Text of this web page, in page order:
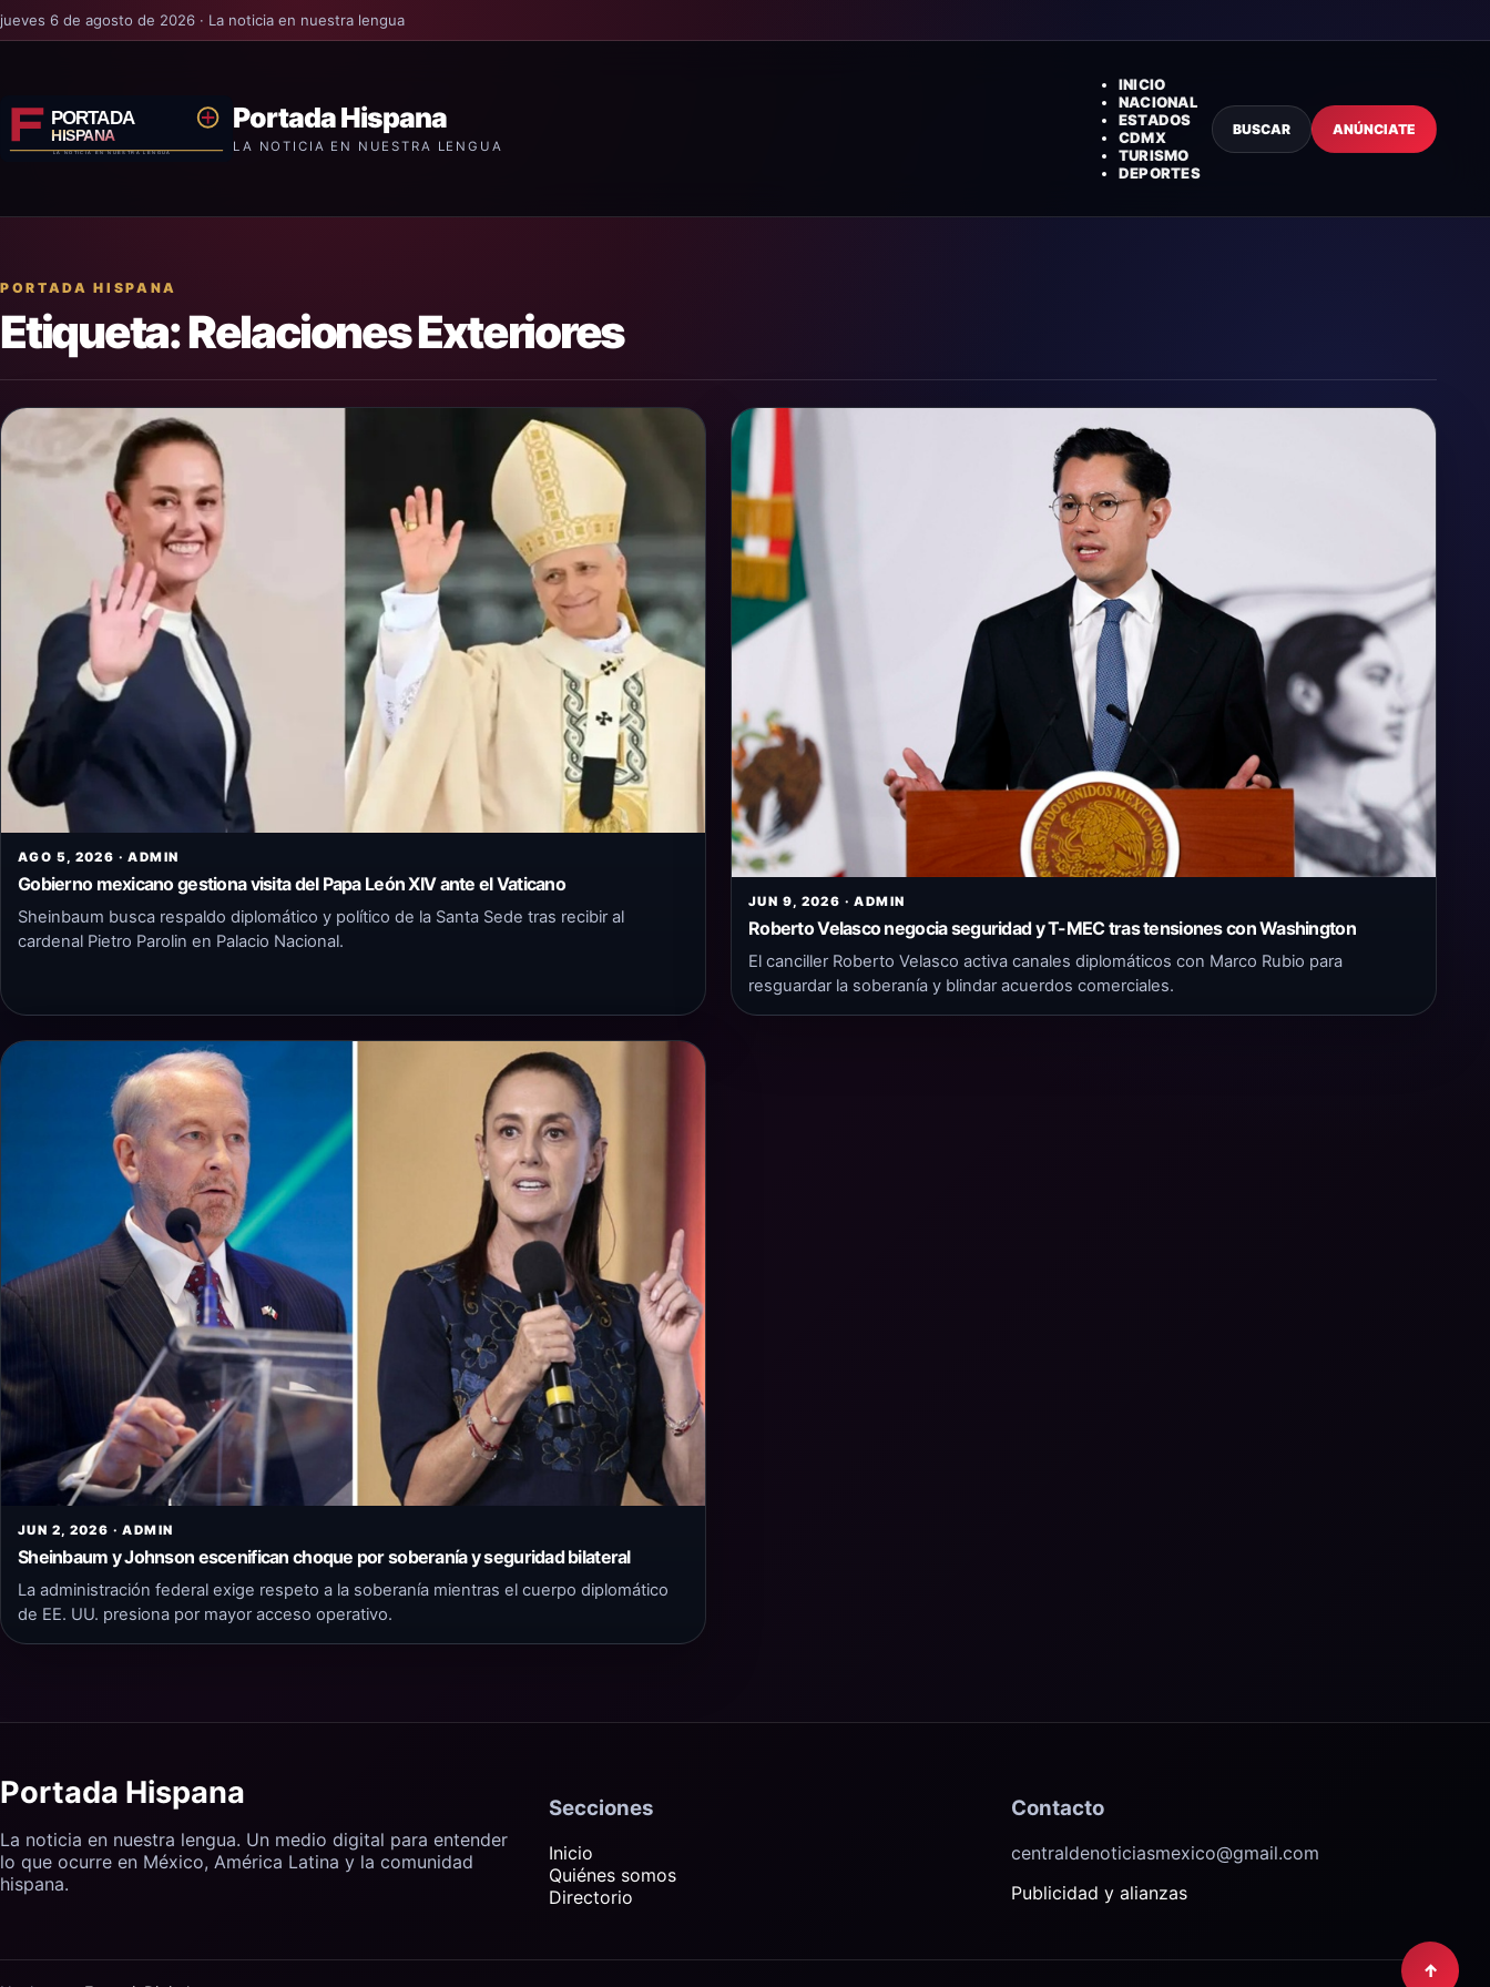
jueves 6 de agosto de 2026 · La noticia en nuestra lengua
Portada Hispana
LA NOTICIA EN NUESTRA LENGUA
INICIO
NACIONAL
ESTADOS
CDMX
TURISMO
DEPORTES
BUSCAR ANÚNCIATE
PORTADA HISPANA
Etiqueta:Relaciones Exteriores
AGO 5, 2026 · ADMIN
Gobierno mexicano gestiona visita del Papa León XIV ante el Vaticano
Sheinbaum busca respaldo diplomático y político de la Santa Sede tras recibir al
cardenal Pietro Parolin en Palacio Nacional.
JUN 9, 2026 · ADMIN
Roberto Velasco negocia seguridad y T-MEC tras tensiones con Washington
El canciller Roberto Velasco activa canales diplomáticos con Marco Rubio para
resguardar la soberanía y blindar acuerdos comerciales.
JUN 2, 2026 · ADMIN
Sheinbaum y Johnson escenifican choque por soberanía y seguridad bilateral
La administración federal exige respeto a la soberanía mientras el cuerpo diplomático
de EE. UU. presiona por mayor acceso operativo.
Portada Hispana
La noticia en nuestra lengua. Un medio digital para entender
lo que ocurre en México, América Latina y la comunidad
hispana.
Secciones
Inicio
Quiénes somos
Directorio
Contacto
centraldenoticiasmexico@gmail.com
Publicidad y alianzas
↑